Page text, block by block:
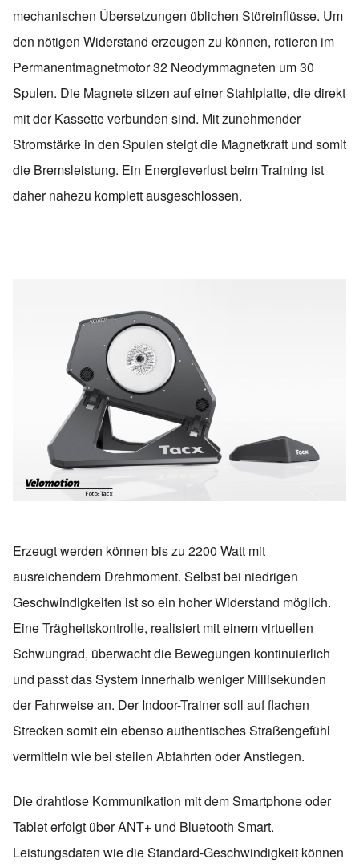
mechanischen Übersetzungen üblichen Störeinflüsse. Um
den nötigen Widerstand erzeugen zu können, rotieren im
Permanentmagnetmotor 32 Neodymmagneten um 30
Spulen. Die Magnete sitzen auf einer Stahlplatte, die direkt
mit der Kassette verbunden sind. Mit zunehmender
Stromstärke in den Spulen steigt die Magnetkraft und somit
die Bremsleistung. Ein Energieverlust beim Training ist
daher nahezu komplett ausgeschlossen.
Erzeugt werden können bis zu 2200 Watt mit
ausreichendem Drehmoment. Selbst bei niedrigen
Geschwindigkeiten ist so ein hoher Widerstand möglich.
Eine Trägheitskontrolle, realisiert mit einem virtuellen
Schwungrad, überwacht die Bewegungen kontinuierlich
und passt das System innerhalb weniger Millisekunden
der Fahrweise an. Der Indoor-Trainer soll auf flachen
Strecken somit ein ebenso authentisches Straßengefühl
vermitteln wie bei steilen Abfahrten oder Anstiegen.
Die drahtlose Kommunikation mit dem Smartphone oder
Tablet erfolgt über ANT+ und Bluetooth Smart.
Leistungsdaten wie die Standard-Geschwindigkeit können